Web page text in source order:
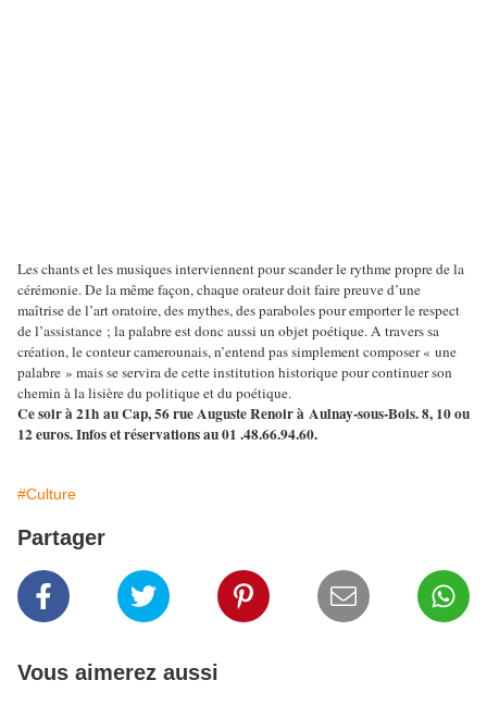
Les chants et les musiques interviennent pour scander le rythme propre de la
cérémonie. De la même façon, chaque orateur doit faire preuve d’une
maîtrise de l’art oratoire, des mythes, des paraboles pour emporter le respect
de l’assistance ; la palabre est donc aussi un objet poétique. A travers sa
création, le conteur camerounais, n’entend pas simplement composer « une
palabre » mais se servira de cette institution historique pour continuer son
chemin à la lisière du politique et du poétique.
Ce soir à 21h au Cap, 56 rue Auguste Renoir à Aulnay-sous-Bois. 8, 10 ou
12 euros. Infos et réservations au 01 .48.66.94.60.
#Culture
Partager
Vous aimerez aussi